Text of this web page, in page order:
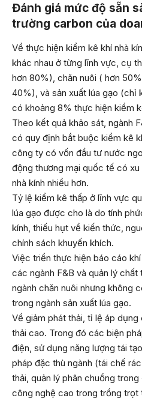
Đánh giá mức độ sẵn
trường carbon của
Về thực hiện kiểm kê khí nhà
khác nhau ở từng lĩnh vực, cụ
hơn 80%), chăn nuôi ( hơn
40%), và sản xuất lúa gạo (chỉ
có khoảng 8% thực hiện kiểm
Theo kết quả khảo sát, ngành
có quy định bắt buộc kiểm kê
công ty có vốn đầu tư nước
động thương mại quốc tế có
nhà kính nhiều hơn.
Tỷ lệ kiểm kê thấp ở lĩnh vực
lúa gạo được cho là do tính
kính, thiếu hụt về kiến thức,
chính sách khuyến khích.
Việc triển thực hiện báo cáo
các ngành F&B và quản lý
ngành chăn nuôi nhưng không
trong ngành sản xuất lúa gạo.
Về giảm phát thải, tỉ lệ áp
thải cao. Trong đó các biện
điện, sử dụng năng lượng tái
pháp đặc thù ngành (tái chế
thải, quản lý phân chuồng
công nghệ cao trong trồng trọt